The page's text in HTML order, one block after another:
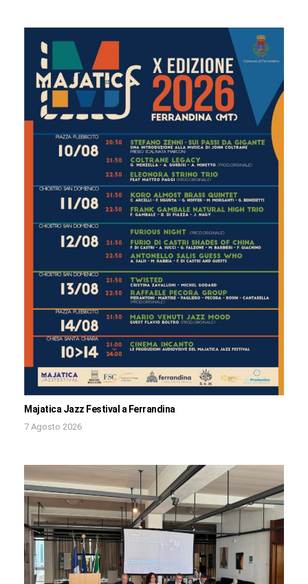
Majatica Jazz Festival a Ferrandina
7 Agosto 2026